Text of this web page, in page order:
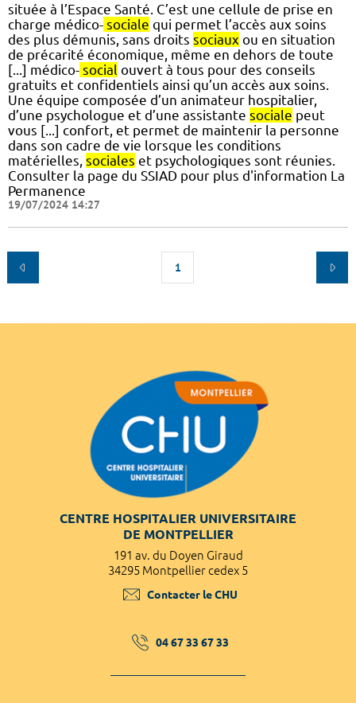
située à l’Espace Santé. C’est une cellule de prise en
charge médico- sociale qui permet l’accès aux soins
des plus démunis, sans droits sociaux ou en situation
de précarité économique, même en dehors de toute
[...] médico- social ouvert à tous pour des conseils
gratuits et confidentiels ainsi qu’un accès aux soins.
Une équipe composée d’un animateur hospitalier,
d’une psychologue et d’une assistante sociale peut
vous [...] confort, et permet de maintenir la personne
dans son cadre de vie lorsque les conditions
matérielles, sociales et psychologiques sont réunies.
Consulter la page du SSIAD pour plus d'information La
Permanence
19/07/2024 14:27
1
CENTRE HOSPITALIER UNIVERSITAIRE
DE MONTPELLIER
191 av. du Doyen Giraud
34295 Montpellier cedex 5
Contacter le CHU
04 67 33 67 33